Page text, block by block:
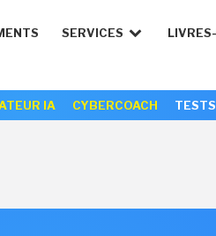
SERVICES
IA CYBERCOACH TESTS